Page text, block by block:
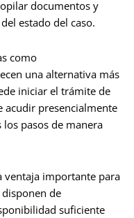
documentos y
estado del caso.
como
una alternativa más
iniciar el trámite de
acudir presencialmente
pasos de manera
ventaja importante para
de
suficiente